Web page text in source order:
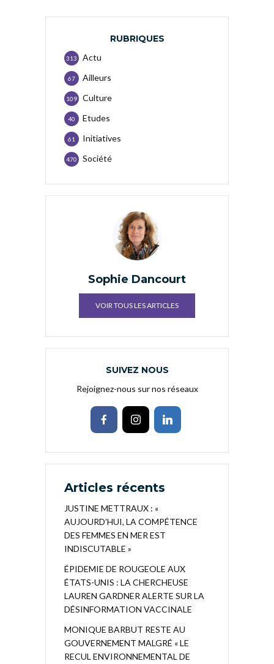
RUBRIQUES
Actu
313
Ailleurs
67
Culture
109
Etudes
40
Initiatives
61
Société
470
Sophie Dancourt
VOIR TOUS LES ARTICLES
SUIVEZ NOUS
Rejoignez-nous sur nos réseaux
Articles récents
JUSTINE METTRAUX : «
AUJOURD’HUI, LA COMPÉTENCE
DES FEMMES EN MER EST
INDISCUTABLE »
ÉPIDEMIE DE ROUGEOLE AUX
ÉTATS-UNIS : LA CHERCHEUSE
LAUREN GARDNER ALERTE SUR LA
DÉSINFORMATION VACCINALE
MONIQUE BARBUT RESTE AU
GOUVERNEMENT MALGRÉ « LE
RECUL ENVIRONNEMENTAL DE